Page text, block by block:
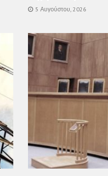
5 Αυγούστου, 2026